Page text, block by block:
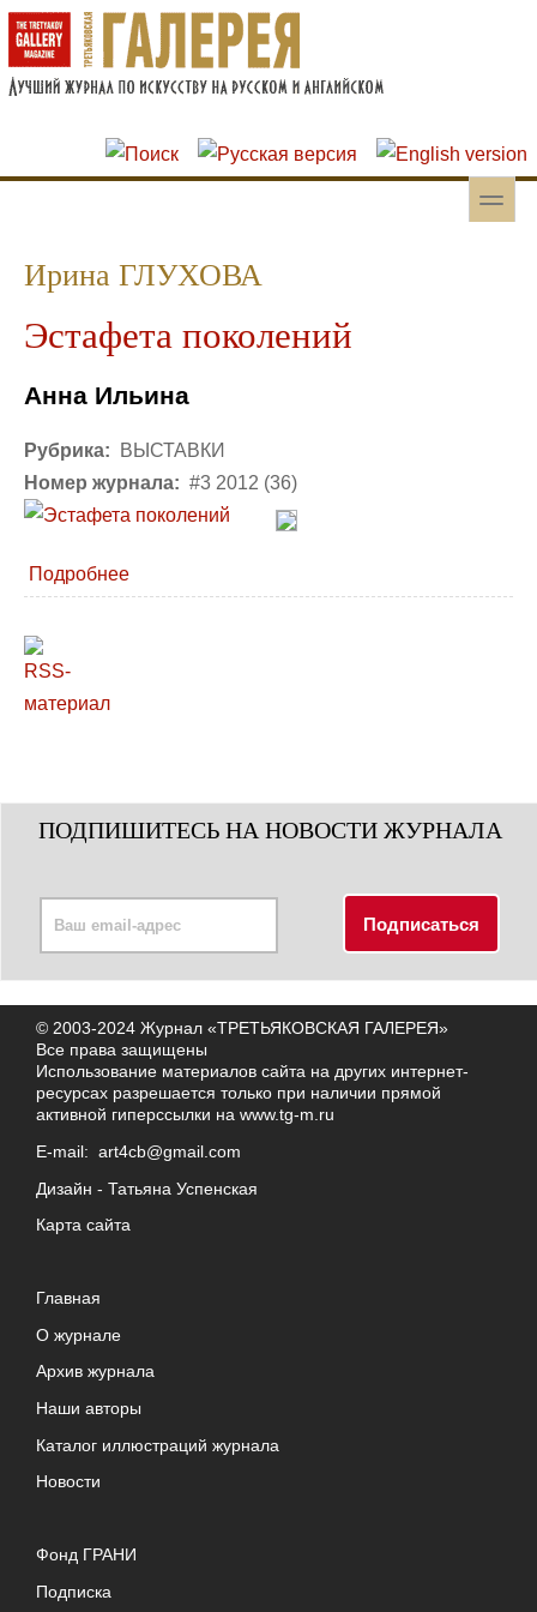
Перейти к основному содержанию
Skip to search
toggle
Ирина ГЛУХОВА
Эстафета поколений
Анна Ильина
Рубрика:
ВЫСТАВКИ
Номер журнала: #3 2012 (36)
Подробнее
ПОДПИШИТЕСЬ НА НОВОСТИ ЖУРНАЛА
© 2003-2024 Журнал «ТРЕТЬЯКОВСКАЯ ГАЛЕРЕЯ»
Все права защищены
Использование материалов сайта на других интернет-
ресурсах разрешается только при наличии прямой
активной гиперссылки на www.tg-m.ru
E-mail: art4cb@gmail.com
Дизайн - Татьяна Успенская
Карта сайта
Главная
О журнале
Архив журнала
Наши авторы
Каталог иллюстраций журнала
Новости
Фонд ГРАНИ
Подписка